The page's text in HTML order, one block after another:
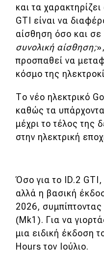
Classic
Νέα
Παρουσιάσεις
DRIVE Away
MOTO
Συμβουλές
Χρηστικά
Συμβουλές
και τα
GTI είναι να
αίσθηση όσο και
συνολική αίσθηση;
προσπαθεί να
κόσμο της
Το νέο ηλεκτρικό
καθώς τα
μέχρι το τέλος της
στην ηλεκτρική
Όσο για το ID.2
αλλά η βασική
2026,
(Mk1). Για να
μια ειδική έκδοση
Hours τον Ιούλιο.